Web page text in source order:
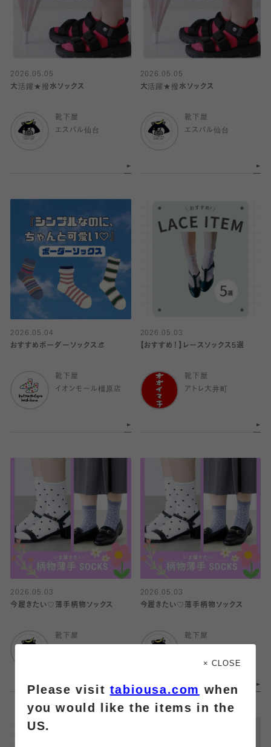
2026.05.05
大活躍★撥水ソックス
靴下屋
エスパル仙台
2026.05.05
大活躍★撥水ソックス
靴下屋
エスパル仙台
2026.05.04
おすすめボーダーソックス👒
靴下屋
イオンモール橿原店
2026.05.03
【おすすめ！】レースソックス5選
靴下屋
アトレ大井町
2026.05.03
今履きたい♡薄手柄物ソックス
靴下屋
2026.05.03
今履きたい♡薄手柄物ソックス
靴下屋
× CLOSE
Please visittabiousa.com when
you would like the items in the
US.